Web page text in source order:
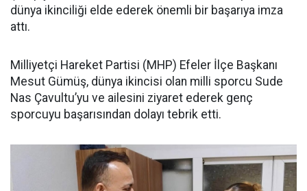
dünya ikinciliği elde ederek önemli bir başarıya imza
attı.
Milliyetçi Hareket Partisi (MHP) Efeler İlçe Başkanı
Mesut Gümüş, dünya ikincisi olan milli sporcu Sude
Nas Çavultu’yu ve ailesini ziyaret ederek genç
sporcuyu başarısından dolayı tebrik etti.